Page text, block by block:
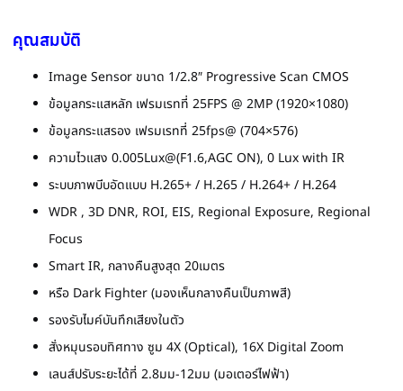
คุณสมบัติ
Image Sensor ขนาด 1/2.8″ Progressive Scan CMOS
ข้อมูลกระแสหลัก เฟรมเรทที่ 25FPS @ 2MP (1920×1080)
ข้อมูลกระแสรอง เฟรมเรทที่ 25fps@ (704×576)
ความไวแสง 0.005Lux@(F1.6,AGC ON), 0 Lux with IR
ระบบภาพบีบอัดแบบ H.265+ / H.265 / H.264+ / H.264
WDR , 3D DNR, ROI, EIS, Regional Exposure, Regional
Focus
Smart IR, กลางคืนสูงสุด 20เมตร
หรือ Dark Fighter (มองเห็นกลางคืนเป็นภาพสี)
รองรับไมค์บันทึกเสียงในตัว
สั่งหมุนรอบทิศทาง ซูม 4X (Optical), 16X Digital Zoom
เลนส์ปรับระยะได้ที่ 2.8มม-12มม (มอเตอร์ไฟฟ้า)